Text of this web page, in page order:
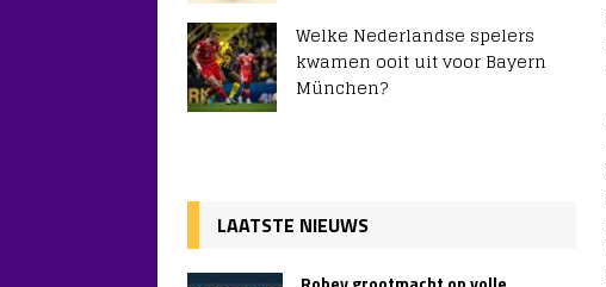
Welke Nederlandse spelers
kwamen ooit uit voor Bayern
München?
LAATSTE NIEUWS